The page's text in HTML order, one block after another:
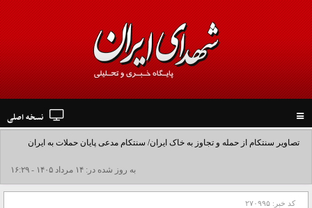
navigation
نسخه اصلی
تصاویر سنتکام از حمله و تجاوز به خاک ایران/ سنتکام مدعی پایان حملات به ایران
شد+فیلم به روز شده در: ۱۴ مرداد ۱۴۰۵ - ۱۶:۲۹
کد خبر: ۲۷۰۹۹۵